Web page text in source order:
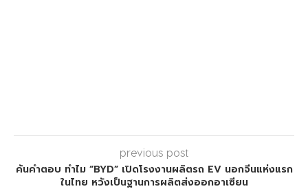
previous post
ค้นคำตอบ ทำไม “BYD” เปิดโรงงานผลิตรถ EV นอกจีนแห่งแรก
ในไทย หวังเป็นฐานการผลิตส่งออกอาเซียน